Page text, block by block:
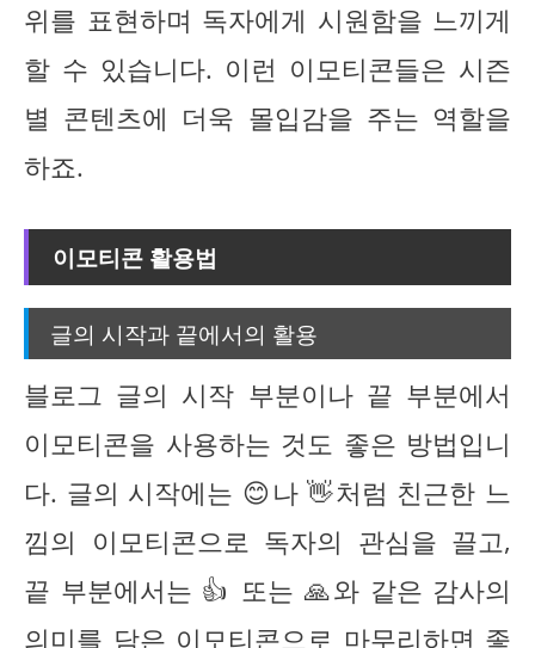
위를 표현하며 독자에게 시원함을 느끼게
할 수 있습니다. 이런 이모티콘들은 시즌
별 콘텐츠에 더욱 몰입감을 주는 역할을
하죠.
이모티콘 활용법
글의 시작과 끝에서의 활용
블로그 글의 시작 부분이나 끝 부분에서
이모티콘을 사용하는 것도 좋은 방법입니
다. 글의 시작에는 😊나 👋처럼 친근한 느
낌의 이모티콘으로 독자의 관심을 끌고,
끝 부분에서는 👍 또는 🙏와 같은 감사의
의미를 담은 이모티콘으로 마무리하면 좋